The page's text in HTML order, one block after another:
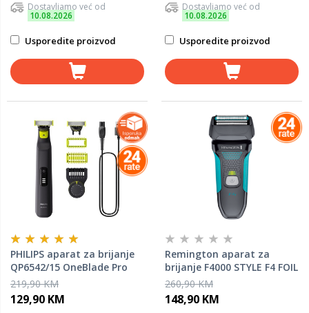
Dostavljamo već od
10.08.2026
Usporedite proizvod
Dostavljamo već od
10.08.2026
Usporedite proizvod
PHILIPS aparat za brijanje
QP6542/15 OneBlade Pro
360 Face + Body
219,90 KM
129,90 KM
Remington aparat za
brijanje F4000 STYLE F4 FOIL
260,90 KM
148,90 KM